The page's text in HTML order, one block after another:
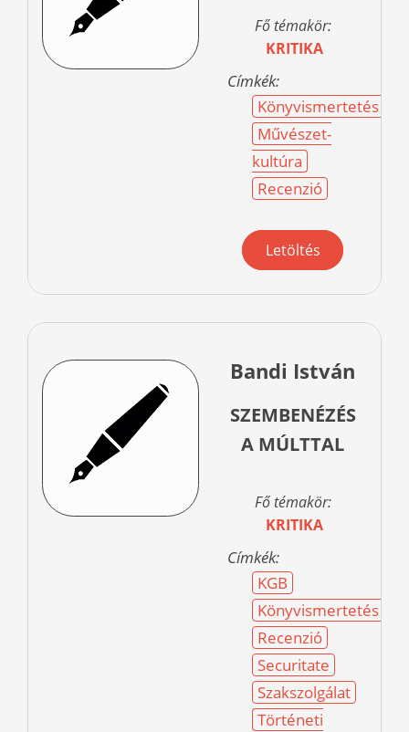
Fő témakör:
KRITIKA
Címkék:
Könyvismertetés
Művészet-
kultúra
Recenzió
Letöltés
Bandi István
SZEMBENÉZÉS
A MÚLTTAL
Fő témakör:
KRITIKA
Címkék:
KGB
Könyvismertetés
Recenzió
Securitate
Szakszolgálat
Történeti